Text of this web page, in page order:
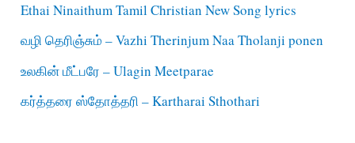
Ethai Ninaithum Tamil Christian New Song lyrics
வழி தெரிஞ்சும் – Vazhi Therinjum Naa Tholanji ponen
உலகின் மீட்பரே – Ulagin Meetparae
கர்த்தரை ஸ்தோத்தரி – Kartharai Sthothari